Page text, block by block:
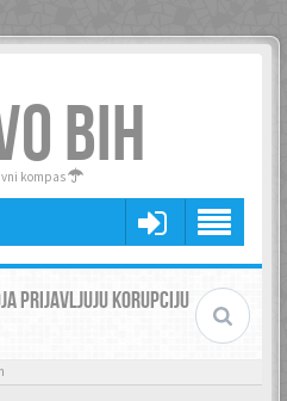
BIH
kompas
PRIJAVLJUJU KORUPCIJU